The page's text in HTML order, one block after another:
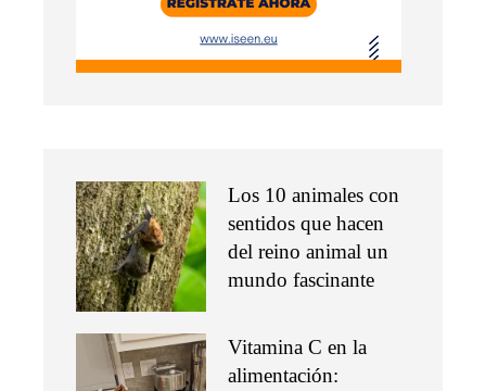
Los 10 animales con
sentidos que hacen
del reino animal un
mundo fascinante
Vitamina C en la
alimentación: